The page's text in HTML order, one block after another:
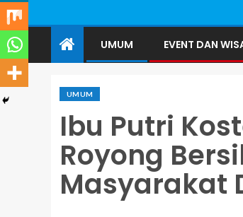
UMUM EVENT DAN
UMUM
Ibu Putri
Royong
Masyarakat